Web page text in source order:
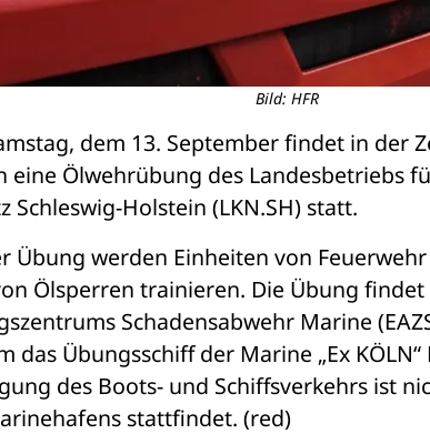
Bild: HFR
dem 13. September findet in der
eine Ölwehrübung des Landesbetriebs
Schleswig-Holstein (LKN.SH) statt.
Übung werden Einheiten von
Ölsperren trainieren. Die Übung
Schadensabwehr Marine
das Übungsschiff der Marine „Ex
des Boots- und Schiffsverkehrs ist
stattfindet. (red)